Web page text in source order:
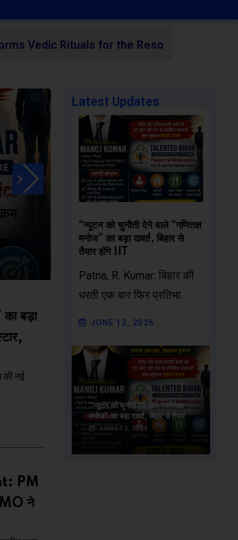
the Resolution of Various Doshas
,
नवादा बना हरियाली का मॉडल,
JUNE 5, 2026
का बड़ा
की नई
PM
ने
Latest Updates
“न्यूटन को चुनौती देने वाले “गणितज्ञ
मनोज” का बड़ा दावा!, बिहार से
तैयार होंगे IIT
Patna, R. Kumar: बिहार की
धरती एक बार फिर प्रतिभा.
JUNE 12, 2026
“न्यूटन को चुनौती देने वाले “गणितज्ञ
मनोज” का बड़ा दावा!, बिहार से तैयार
JUNE 12, 2026